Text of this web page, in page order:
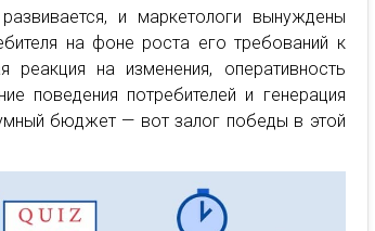
и маркетологи вынуждены
на фоне роста его требований к
реакция на изменения, оперативность
поведения потребителей и генерация
бюджет — вот залог победы в этой